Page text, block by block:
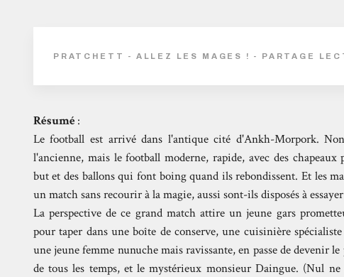
PRATCHETT - ALLEZ LES MAGES ! - PARTAGE
Résumé :
Le football est arrivé dans l'antique cité d'Ankh-Morpork. Non
l'ancienne, mais le football moderne, rapide, avec des
but et des ballons qui font boing quand ils rebondissent. Et les
un match sans recourir à la magie, aussi sont-ils disposés à
La perspective de ce grand match attire un jeune gars
pour taper dans une boîte de conserve, une cuisinière
une jeune femme nunuche mais ravissante, en passe de devenir
de tous les temps, et le mystérieux monsieur Daingue. (Nul